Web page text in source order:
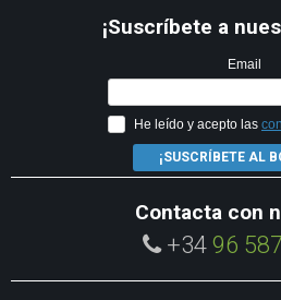
¡Suscríbete a
Email
He leído y acepto las
¡SUSCRÍBETE AL
Contacta con
+34 96